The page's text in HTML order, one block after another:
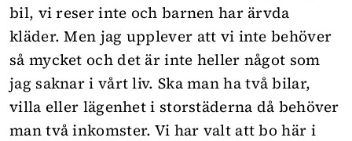
bil, vi reser inte och barnen har ärvda
kläder. Men jag upplever att vi inte behöver
så mycket och det är inte heller något som
jag saknar i vårt liv. Ska man ha två bilar,
villa eller lägenhet i storstäderna då behöver
man två inkomster. Vi har valt att bo här i